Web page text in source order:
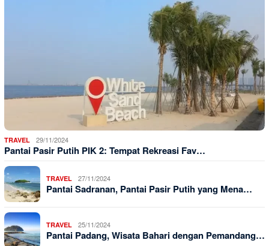
TRAVEL 29/11/2024
Pantai Pasir Putih PIK 2: Tempat Rekreasi Fav…
TRAVEL 27/11/2024
Pantai Sadranan, Pantai Pasir Putih yang Mena…
TRAVEL 25/11/2024
Pantai Padang, Wisata Bahari dengan Pemandang…